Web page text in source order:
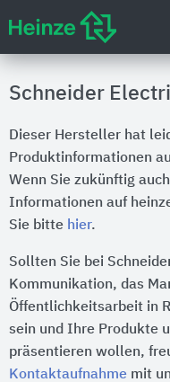
Schneider
Dieser Hersteller hat
Produktinformationen
Wenn Sie zukünftig
Informationen auf
Sie bitte hier.
Sollten Sie bei
Kommunikation, das
Öffentlichkeitsarbeit in
sein und Ihre Produkte
präsentieren wollen,
Kontaktaufnahme mit